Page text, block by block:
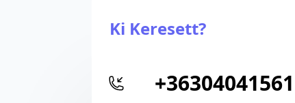
Ki Keresett?
+36304041561